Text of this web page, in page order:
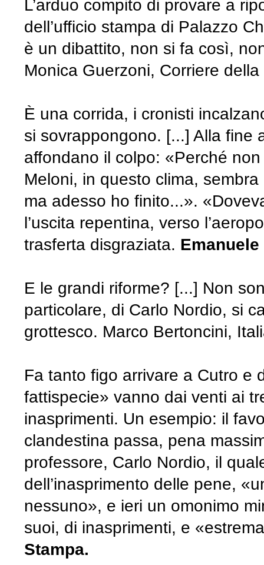
L’arduo compito di provare a
dell’ufficio stampa di Palazzo
è un dibattito, non si fa così,
Monica Guerzoni, Corriere della
È una corrida, i cronisti
si sovrappongono. [...] Alla fine
affondano il colpo: «Perché
Meloni, in questo clima,
ma adesso ho finito...».
l’uscita repentina, verso
trasferta disgraziata.
E le grandi riforme? [...] Non
particolare, di Carlo Nordio, si
grottesco. Marco Bertoncini,
Fa tanto figo arrivare a Cutro e
fattispecie» vanno dai venti ai
inasprimenti. Un esempio: il
clandestina passa, pena
professore, Carlo Nordio, il
dell’inasprimento delle pene,
nessuno», e ieri un omonimo
suoi, di inasprimenti, e
Stampa.